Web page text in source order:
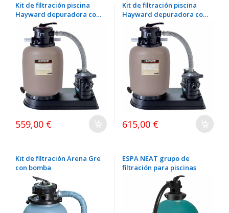
Kit de filtración piscina
Hayward depuradora con
bomba Filtro Hayward 6
m³/h + bomba 0,33 CV
559,00 €
Kit de filtración piscina
Hayward depuradora con
bomba Filtro Hayward 10
m³/h + bomba 0,75 CV
615,00 €
Kit de filtración Arena Gre
con bomba
ESPA NEAT grupo de
filtración para piscinas